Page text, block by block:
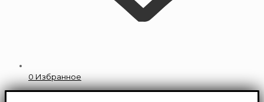
0 Избранное